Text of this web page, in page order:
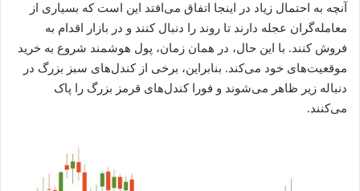
آنچه به احتمال زیاد در اینجا اتفاق می‌افتد این است که بسیاری از
معامله‌گران عجله دارند تا روند را دنبال کنند و در بازار اقدام به
فروش کنند. با این حال، در همان زمان، پول هوشمند شروع به خرید
موقعیت‌های خود می‌کند. بنابراین، برخی از کندل‌های سبز بزرگ در
دنباله زیر ظاهر می‌شوند و فورا کندل‌های قرمز بزرگ را پاک
می‌کنند.